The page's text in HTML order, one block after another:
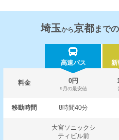
埼玉から京都まで
高速バス 新
料金 0円
9月の最安値
移動時間 8時間40分
大宮ソニックシ
ティビル前